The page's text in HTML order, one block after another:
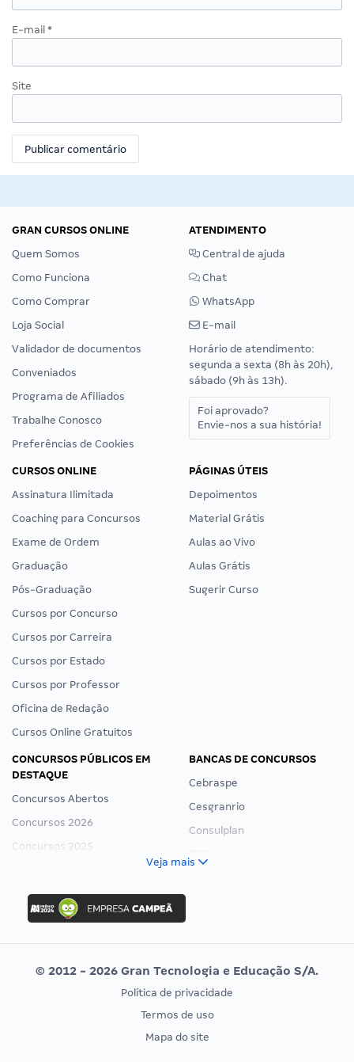
E-mail *
Site
GRAN CURSOS ONLINE
Quem Somos
Como Funciona
Como Comprar
Loja Social
Validador de documentos
Conveniados
Programa de Afiliados
Trabalhe Conosco
Preferências de Cookies
ATENDIMENTO
Central de ajuda
Chat
WhatsApp
E-mail
Horário de atendimento:
segunda a sexta (8h às 20h),
sábado (9h às 13h).
Foi aprovado?
Envie-nos a sua história!
CURSOS ONLINE
Assinatura Ilimitada
Coaching para Concursos
Exame de Ordem
Graduação
Pós-Graduação
Cursos por Concurso
Cursos por Carreira
Cursos por Estado
Cursos por Professor
Oficina de Redação
Cursos Online Gratuitos
PÁGINAS ÚTEIS
Depoimentos
Material Grátis
Aulas ao Vivo
Aulas Grátis
Sugerir Curso
CONCURSOS PÚBLICOS EM
DESTAQUE
Concursos Abertos
Concursos 2026
Concursos 2025
Concurso Ibama
Concurso MPU
Editais publicados
BANCAS DE CONCURSOS
Cebraspe
Cesgranrio
Consulplan
Vunesp
CONCURSOS POR PROFISSÃO
EXAME DE ORDEM
Veja mais
© 2012 - 2026 Gran Tecnologia e Educação S/A.
Política de privacidade
Termos de uso
Mapa do site